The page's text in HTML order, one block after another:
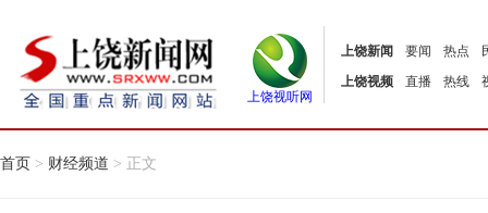
上饶视听网
上饶新闻 要闻 热点
上饶视频
直播 热线
首页 > 财经频道 > 正文